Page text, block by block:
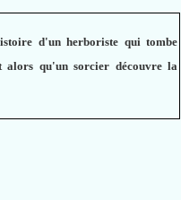
d'un herboriste qui tombe
alors qu'un sorcier découvre la